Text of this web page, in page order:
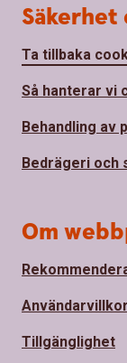
Ta tillbaka
Så hanterar vi
Behandling av
Bedrägeri och
Om
Användarvillkor
Tillgänglighet